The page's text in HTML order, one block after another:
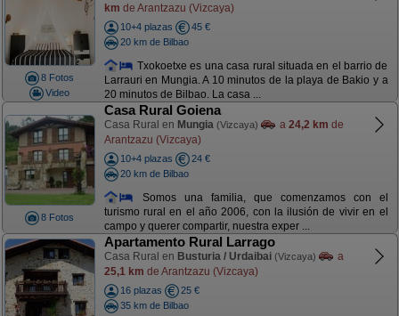
8 Fotos
Video
km de Arantzazu (Vizcaya)
10+4 plazas
45 €
20 km de Bilbao
Txokoetxe es una casa rural situada en el barrio de
Larrauri en Mungia. A 10 minutos de la playa de Bakio y a
20 minutos de Bilbao. La casa ...
8 Fotos
Casa Rural Goiena
Casa Rural en Mungia (Vizcaya) a 24,2 km de
Arantzazu (Vizcaya)
10+4 plazas
24 €
20 km de Bilbao
Somos una familia, que comenzamos con el
turismo rural en el año 2006, con la ilusión de vivir en el
campo y querer compartir, nuestra exper ...
Apartamento Rural Larrago
Casa Rural en Busturia / Urdaibai (Vizcaya)
a
25,1 km de Arantzazu (Vizcaya)
16 plazas
25 €
35 km de Bilbao